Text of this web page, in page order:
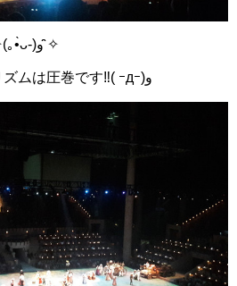
次はタバスコ州(｡•̀ᴗ-)و ̑̑✧(｡•̀ᴗ-)و ̑̑✧
大人数で奏でる太鼓のリズムは圧巻です‼( ｰдｰ)و